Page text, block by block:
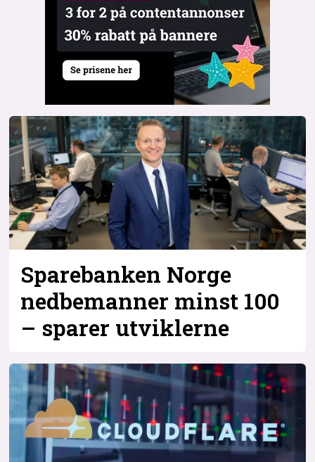
Sparebanken Norge
nedbemanner minst 100
– sparer utviklerne